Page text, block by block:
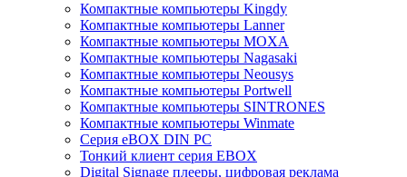
Компактные компьютеры Kingdy
Компактные компьютеры Lanner
Компактные компьютеры MOXA
Компактные компьютеры Nagasaki
Компактные компьютеры Neousys
Компактные компьютеры Portwell
Компактные компьютеры SINTRONES
Компактные компьютеры Winmate
Серия eBOX DIN PC
Тонкий клиент серия EBOX
Digital Signage плееры, цифровая реклама